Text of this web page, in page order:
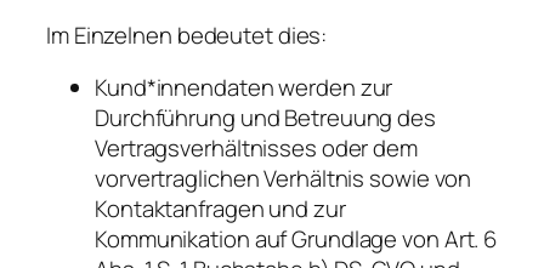
Im Einzelnen bedeutet dies:
Kund*innendaten werden zur
Durchführung und Betreuung des
Vertragsverhältnisses oder dem
vorvertraglichen Verhältnis sowie von
Kontaktanfragen und zur
Kommunikation auf Grundlage von Art. 6